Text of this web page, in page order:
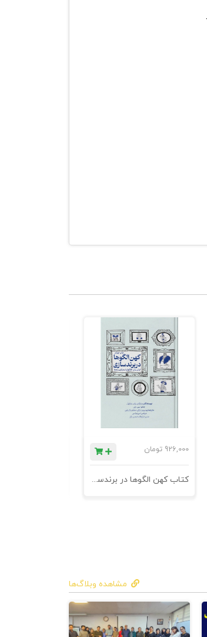
926,000 تومان
کتاب کهن الگوها در برندسازی - ابزاری برای خلاقها و استراتژیست ها
مشاهده وبلاگ‌ها